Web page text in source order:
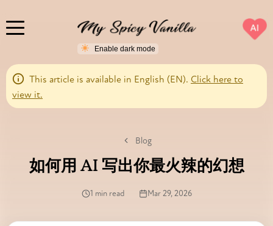
AI
This article is available in English (EN). Click here to
view it.
Blog
如何用 AI 写出你最火辣的幻想
1 min read Mar 29, 2026